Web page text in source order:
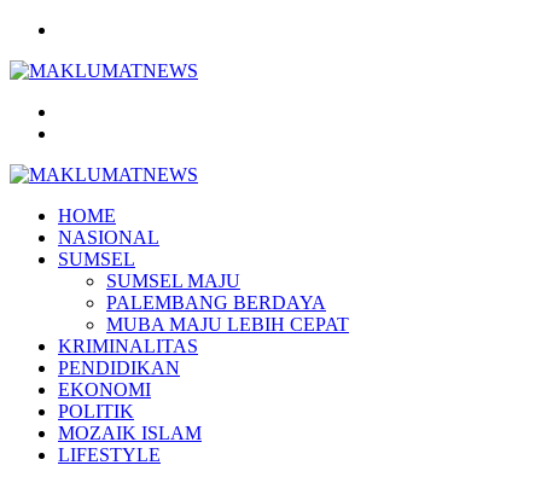
HOME
NASIONAL
SUMSEL
SUMSEL MAJU
PALEMBANG BERDAYA
MUBA MAJU LEBIH CEPAT
KRIMINALITAS
PENDIDIKAN
EKONOMI
POLITIK
MOZAIK ISLAM
LIFESTYLE